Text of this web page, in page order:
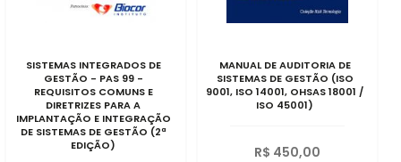
SISTEMAS INTEGRADOS DE
GESTÃO - PAS 99 -
REQUISITOS COMUNS E
DIRETRIZES PARA A
IMPLANTAÇÃO E INTEGRAÇÃO
DE SISTEMAS DE GESTÃO (2ª
EDIÇÃO)
MANUAL DE AUDITORIA DE
SISTEMAS DE GESTÃO (ISO
9001, ISO 14001, OHSAS 18001 /
ISO 45001)
R$ 450,00